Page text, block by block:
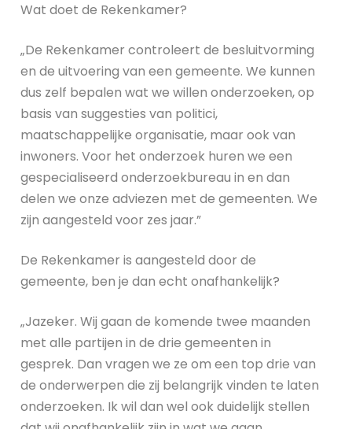
Wat doet de Rekenkamer?
„De Rekenkamer controleert de besluitvorming
en de uitvoering van een gemeente. We kunnen
dus zelf bepalen wat we willen onderzoeken, op
basis van suggesties van politici,
maatschappelijke organisatie, maar ook van
inwoners. Voor het onderzoek huren we een
gespecialiseerd onderzoekbureau in en dan
delen we onze adviezen met de gemeenten. We
zijn aangesteld voor zes jaar.”
De Rekenkamer is aangesteld door de
gemeente, ben je dan echt onafhankelijk?
„Jazeker. Wij gaan de komende twee maanden
met alle partijen in de drie gemeenten in
gesprek. Dan vragen we ze om een top drie van
de onderwerpen die zij belangrijk vinden te laten
onderzoeken. Ik wil dan wel ook duidelijk stellen